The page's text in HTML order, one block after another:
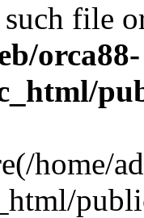
such file
orca88-
home/